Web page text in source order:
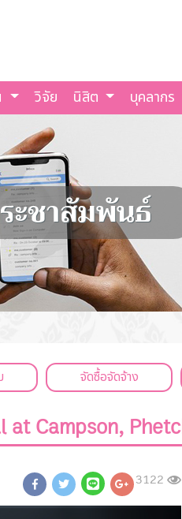
วิจัย นิสิต บุคลากร
ะชาสัมพันธ์
จัดซื้อจัดจ้าง
at Campson,
3122